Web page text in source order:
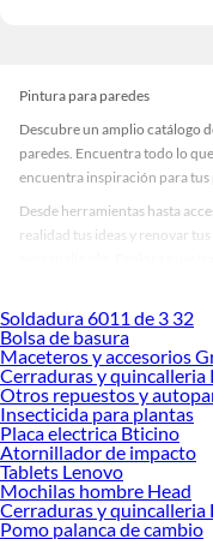
Pintura para paredes
Descubre un amplio catálogo
paredes. Encuentra todo lo
encuentra inspiración para
Desde herramientas hasta
realidad tus ideas y renovar
accesorios de calidad que te
Desde remodelaciones hasta
tus ideas realidad. ¡Visítanos y
Pintura para paredes!
Explora la variedad de
Herramientas, materiales y
renovación de espacios.
ofrecerte!
Encuentra una amplia
Soldadura 6011 de 3 32
Bolsa de basura
Maceteros y accesorios
Cerraduras y quincalleria
Otros repuestos y
Insecticida para plantas
Placa electrica Bticino
Atornillador de impacto
Tablets Lenovo
Mochilas hombre Head
Cerraduras y quincalleria
Pomo palanca de cambio